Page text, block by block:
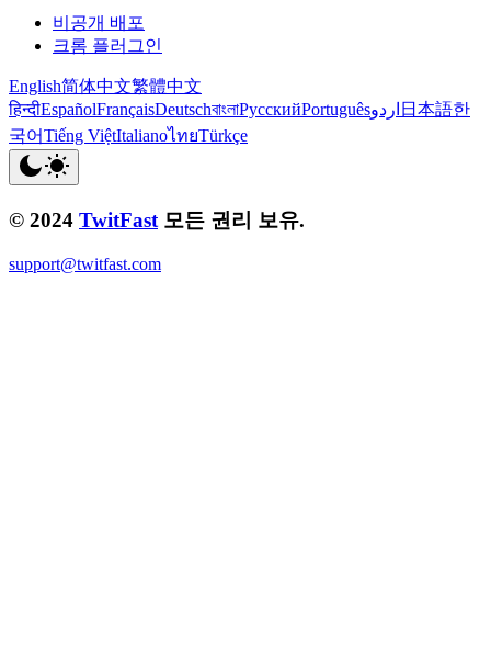
비공개 배포
크롬 플러그인
English简体中文繁體中文
हिन्दीEspañolFrançaisDeutschবাংলাРусскийPortuguêsاردو 日本語한
국어Tiếng ViệtItalianoไทยTürkçe
© 2024 TwitFast 모든 권리 보유.
support@twitfast.com